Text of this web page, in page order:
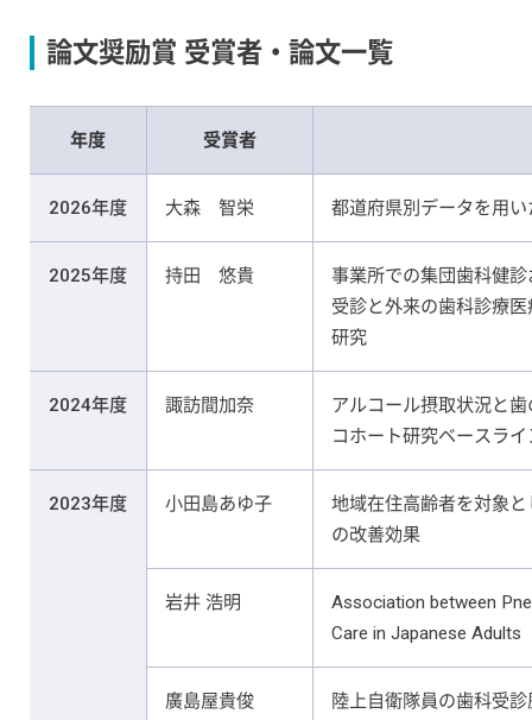
論文奨励賞 受賞者・論文一覧
年度 受賞者
2026年度 大森 智栄 都道府県別データを用
2025年度 持田 悠貴
事業所での集団歯科健
受診と外来の歯科診療
研究
2024年度 諏訪間加奈
アルコール摂取状況と
コホート研究ベースラ
2023年度 小田島あゆ子
地域在住高齢者を対象
の改善効果
岩井 浩明
Association between
Care in Japanese Adults
廣島屋貴俊
陸上自衛隊員の歯科受